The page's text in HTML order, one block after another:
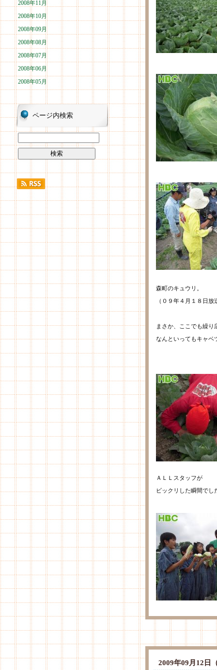
2008年11月
2008年10月
2008年09月
2008年08月
2008年07月
2008年06月
2008年05月
ページ内検索
森町のキュウリ。
（０９年４月１８日放
まさか、ここでも繰り
なんといってもキャベ
ＡＬＬスタッフが
ビックリした瞬間でし
2009年09月12